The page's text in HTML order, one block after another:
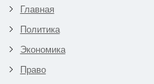
Главная
Политика
Экономика
Право